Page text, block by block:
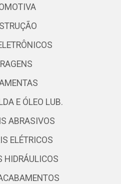
E ÓLEO LUB.
ABRASIVOS
ELÉTRICOS
HIDRÁULICOS